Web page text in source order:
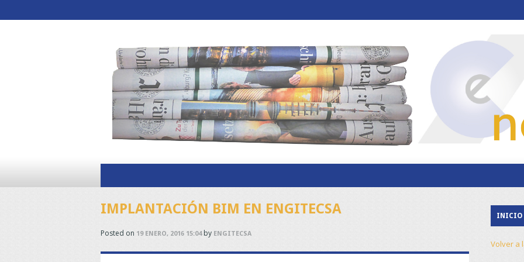
IMPLANTACIÓN BIM EN ENGITECSA
Posted on 19 ENERO, 2016 15:04 by ENGITECSA
INICIO
Volver a